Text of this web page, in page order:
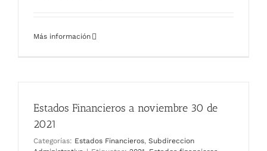
Más información
Estados Financieros a noviembre 30 de
2021
Categorías: Estados Financieros, Subdireccion